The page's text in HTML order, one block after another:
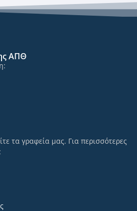
ΑΠΘ
τα γραφεία μας. Για περισσότερες
: